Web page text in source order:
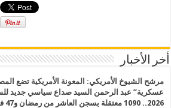
أخر الأخبار
مرشح الشيوخ الأمريكي: المعونة الأمريكية تضع